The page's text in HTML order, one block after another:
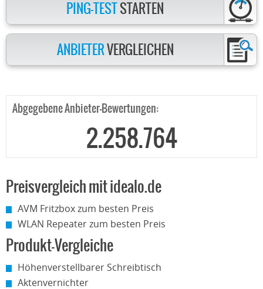
PING-TESTSTARTEN
ANBIETERVERGLEICHEN
Abgegebene Anbieter-Bewertungen:
2.258.764
Preisvergleich mit idealo.de
AVM Fritzbox zum besten Preis
WLAN Repeater zum besten Preis
Produkt-Vergleiche
Höhenverstellbarer Schreibtisch
Aktenvernichter